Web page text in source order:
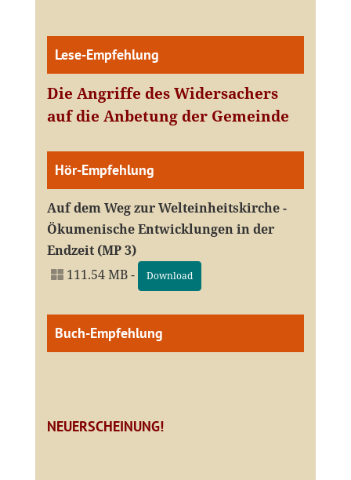
Lese-Empfehlung
Die Angriffe des Widersachers
auf die Anbetung der Gemeinde
Hör-Empfehlung
Auf dem Weg zur Welteinheitskirche -
Ökumenische Entwicklungen in der
Endzeit (MP 3)
111.54 MB -
Download
Buch-Empfehlung
NEUERSCHEINUNG!